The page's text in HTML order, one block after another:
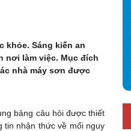
khỏe. Sáng kiến an
nơi làm việc. Mục đích
nhà máy sơn được
bảng câu hỏi được thiết
tin nhận thức về mối nguy